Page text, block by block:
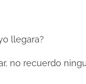
llegara?
no recuerdo